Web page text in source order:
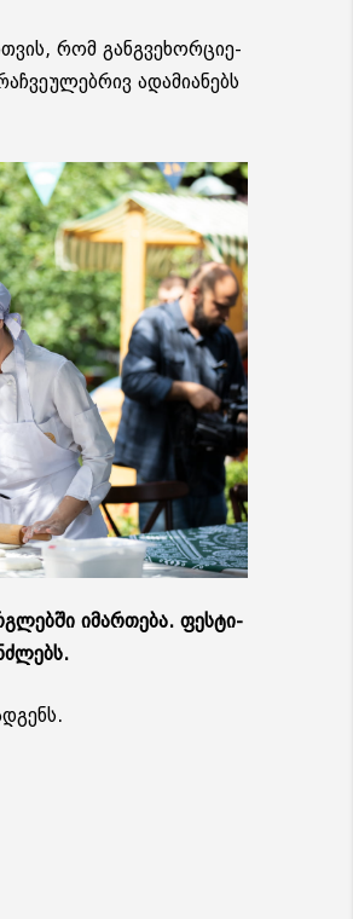
რომ გან­გვე­ხორ­ცი­ე­
ადა­მი­ა­ნებს
იმარ­თე­ბა. ფეს­ტი­